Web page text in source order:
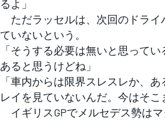
るよ」
ただラッセルは、次回のドライ
ていないという。
「そうする必要は無いと思って
あると思うけどね」
「車内からは限界スレスレか、
レイを見ていないんだ。今はそこ
イギリスGPでメルセデス勢は